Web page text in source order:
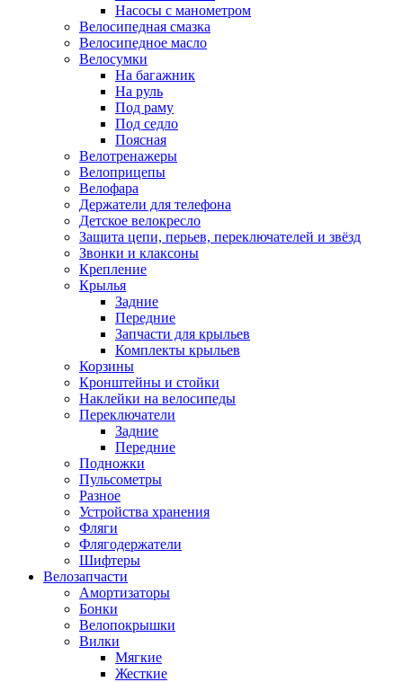
Насосы с манометром
Велосипедная смазка
Велосипедное масло
Велосумки
На багажник
На руль
Под раму
Под седло
Поясная
Велотренажеры
Велоприцепы
Велофара
Держатели для телефона
Детское велокресло
Защита цепи, перьев, переключателей и звёзд
Звонки и клаксоны
Крепление
Крылья
Задние
Передние
Запчасти для крыльев
Комплекты крыльев
Корзины
Кронштейны и стойки
Наклейки на велосипеды
Переключатели
Задние
Передние
Подножки
Пульсометры
Разное
Устройства хранения
Фляги
Флягодержатели
Шифтеры
Велозапчасти
Амортизаторы
Бонки
Велопокрышки
Вилки
Мягкие
Жесткие